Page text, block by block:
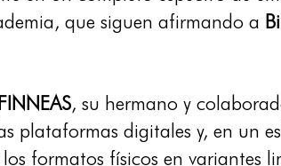
que siguen afirmando a
, su hermano y
plataformas digitales y, en un
formatos físicos en variantes